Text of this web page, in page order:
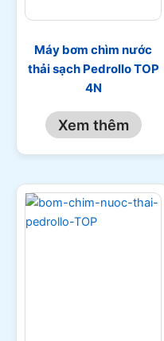
Máy bơm chìm nước
thải sạch Pedrollo TOP
4N
Xem thêm